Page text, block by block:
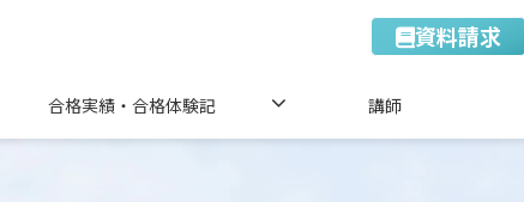
資料請求
合格実績・合格体験記 講師